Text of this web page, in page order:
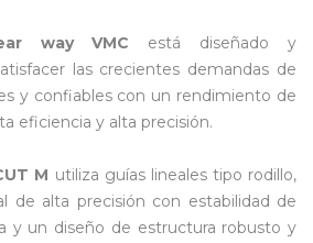
way VMC está diseñado y
las crecientes demandas de
y confiables con un rendimiento de
eficiencia y alta precisión.
M utiliza guías lineales tipo rodillo,
de alta precisión con estabilidad de
y un diseño de estructura robusto y